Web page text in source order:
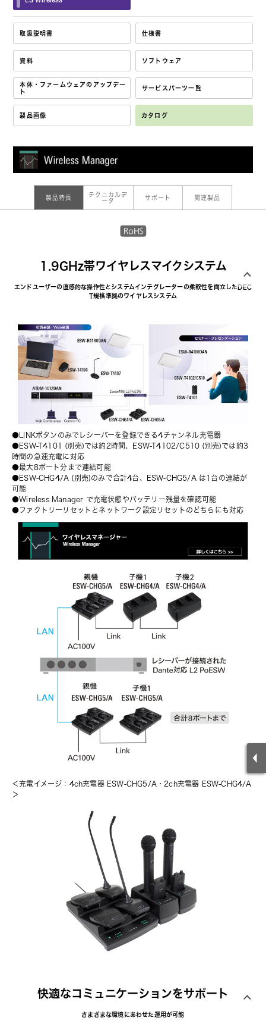
取扱説明書 仕様書
資料 ソフトウェア
本体・ファームウェアのアップデー
ト
サービスパーツ一覧
製品画像 カタログ
製品特長
テクニカルデ
ータ
サポート 関連製品
1.9GHz帯ワイヤレスマイクシステム
エンドユーザーの直感的な操作性とシステムインテグレーターの柔軟性を両立したDEC
T規格準拠のワイヤレスシステム
●LINKボタンのみでレシーバーを登録できる4チャンネル充電器
●ESW-T4101 (別売)では約2時間、 ESW-T4102/C510 (別売)では約3
時間の急速充電に対応
●最大8ポート分まで連結可能
●ESW-CHG4/A (別売)のみで合計4台、ESW-CHG5/A は1台の連結が
可能
●Wireless Manager で充電状態やバッテリー残量を確認可能
●ファクトリーリセットとネットワーク設定リセットのどちらにも対応
＜充電イメージ：4ch充電器 ESW-CHG5/A・2ch充電器 ESW-CHG4/A
＞
快適なコミュニケーションをサポート
さまざまな環境にあわせた運用が可能